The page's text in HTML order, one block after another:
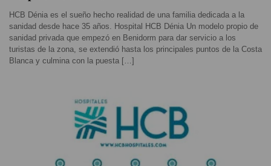
HCB Dénia es el sueño hecho realidad de una familia dedicada a la
sanidad desde hace 35 años. Hospital HCB Dénia Un modelo propio de
sanidad privada que empezó en Benidorm para dar servicio a los
turistas de la zona, se extendió hasta los principales puntos de la Costa
Blanca y culmina con la puesta […]